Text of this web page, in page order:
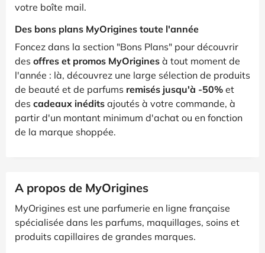
votre boîte mail.
Des bons plans MyOrigines toute l'année
Foncez dans la section "Bons Plans" pour découvrir
des offres et promos MyOrigines à tout moment de
l'année : là, découvrez une large sélection de produits
de beauté et de parfums remisés jusqu'à -50% et
des cadeaux inédits ajoutés à votre commande, à
partir d'un montant minimum d'achat ou en fonction
de la marque shoppée.
A propos de MyOrigines
MyOrigines est une parfumerie en ligne française
spécialisée dans les parfums, maquillages, soins et
produits capillaires de grandes marques.